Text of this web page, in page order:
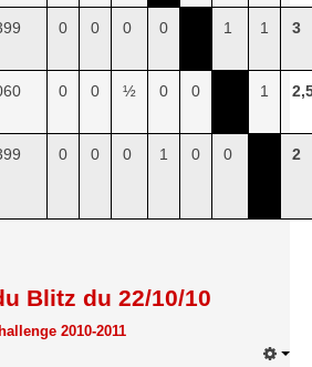
0 0 0 0 1 1 3
0 0 ½ 0 0 1
0 0 0 1 0 0 2
Blitz du 22/10/10
2010-2011